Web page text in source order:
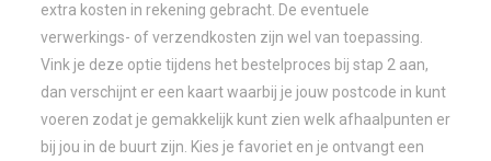
extra kosten in rekening gebracht. De eventuele
verwerkings- of verzendkosten zijn wel van toepassing.
Vink je deze optie tijdens het bestelproces bij stap 2 aan,
dan verschijnt er een kaart waarbij je jouw postcode in kunt
voeren zodat je gemakkelijk kunt zien welk afhaalpunten er
bij jou in de buurt zijn. Kies je favoriet en je ontvangt een